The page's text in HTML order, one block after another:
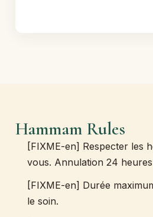
Hammam Rules
[FIXME-en] Respecter les
vous. Annulation 24
[FIXME-en] Durée
le soin.